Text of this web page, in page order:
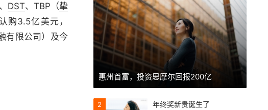
、 DST、TBP（挚
购3.5亿美元，
有限公司）及今
惠州首富，投资思摩尔回报200亿
2 年终奖新贵诞生了